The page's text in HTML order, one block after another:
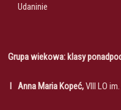
Udaninie
Grupa wiekowa: klasy
I Anna Maria Kopeć,VIII LO